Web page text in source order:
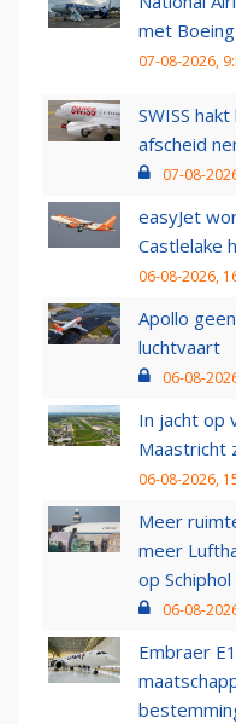
met
07-08-2026,
SWISS
afscheid
07-08-
easyJet
Castlelake
06-08-2026,
Apollo
luchtvaart
06-08-
In jacht op
Maastricht
06-08-2026,
Meer
meer
op Schiphol
06-08-
Embraer